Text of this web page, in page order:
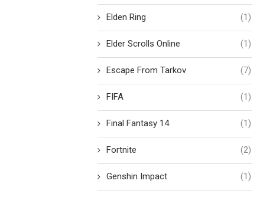
Elden Ring (1)
Elder Scrolls Online (1)
Escape From Tarkov (7)
FIFA (1)
Final Fantasy 14 (1)
Fortnite (2)
Genshin Impact (1)